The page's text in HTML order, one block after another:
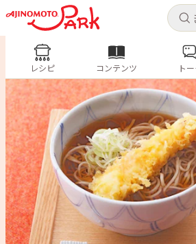
ログインするとレシピを保存
ログイン
ホーム
コンテンツ
レシピ
レシピ
人気の食材・レシピ
きゅうり なす トマト
ピーマン
みょうが ゴーヤ
レシピ コンテンツ ト